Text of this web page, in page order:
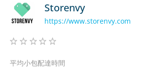
Storenvy
https://www.storenvy.com
平均小包配達時間